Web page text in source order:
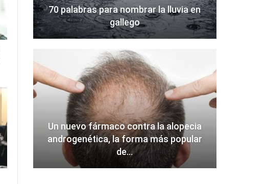
70 palabras para nombrar la lluvia en
gallego
Un nuevo fármaco contra la alopecia
androgenética, la forma más popular
de…